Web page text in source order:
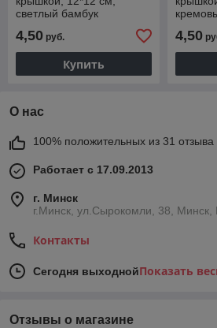
светлый бамбук
4,50 руб.
Купить
4,50
О нас
100% положительных из 31 отзыва
Работает с 17.09.2013
г. Минск
г.Минск, ул.Сырокомли, 38, Минск,
Контакты
Сегодня выходнойПоказать
Отзывы о магазине